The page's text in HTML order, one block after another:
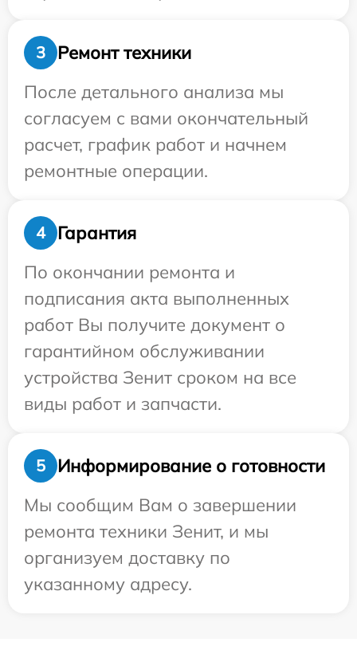
3
Ремонт техники
После детального анализа мы
согласуем с вами окончательный
расчет, график работ и начнем
ремонтные операции.
4
Гарантия
По окончании ремонта и
подписания акта выполненных
работ Вы получите документ о
гарантийном обслуживании
устройства Зенит сроком на все
виды работ и запчасти.
5
Информирование о готовности
Мы сообщим Вам о завершении
ремонта техники Зенит, и мы
организуем доставку по
указанному адресу.